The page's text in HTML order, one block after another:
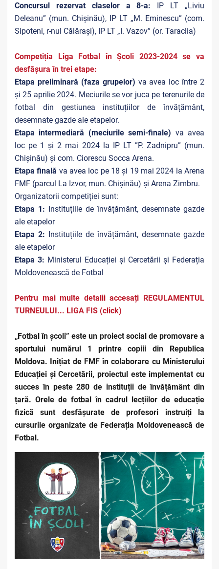
Concursul rezervat claselor a 8-a: IP LT „Liviu
Deleanu” (mun. Chișinău), IP LT „M. Eminescu” (com.
Sipoteni, r-nul Călărași), IP LT „I. Vazov” (or. Taraclia)
Competiția Liga Fotbal în Școli 2023-2024 se va
desfășura în trei etape:
Etapa preliminară (faza grupelor) va avea loc între 2
și 25 aprilie 2024. Meciurile se vor juca pe terenurile de
fotbal din gestiunea instituțiilor de învățământ,
desemnate gazde ale etapelor.
Etapa intermediară (meciurile semi-finale) va avea
loc pe 1 și 2 mai 2024 la IP LT ”P. Zadnipru” (mun.
Chișinău) și com. Ciorescu Socca Arena.
Etapa finală va avea loc pe 18 și 19 mai 2024 la Arena
FMF (parcul La Izvor, mun. Chișinău) și Arena Zimbru.
Organizatorii competiției sunt:
Etapa 1: Instituțiile de învățământ, desemnate gazde
ale etapelor
Etapa 2: Instituțiile de învățământ, desemnate gazde
ale etapelor
Etapa 3: Ministerul Educației și Cercetării și Federația
Moldovenească de Fotbal
Pentru mai multe detalii accesați REGULAMENTUL
TURNEULUI... LIGA FIS (click)
„Fotbal în școli” este un proiect social de promovare a
sportului numărul 1 printre copiii din Republica
Moldova. Inițiat de FMF în colaborare cu Ministerului
Educației și Cercetării, proiectul este implementat cu
succes în peste 280 de instituții de învățământ din
țară. Orele de fotbal în cadrul lecțiilor de educație
fizică sunt desfășurate de profesori instruiți la
cursurile organizate de Federația Moldovenească de
Fotbal.